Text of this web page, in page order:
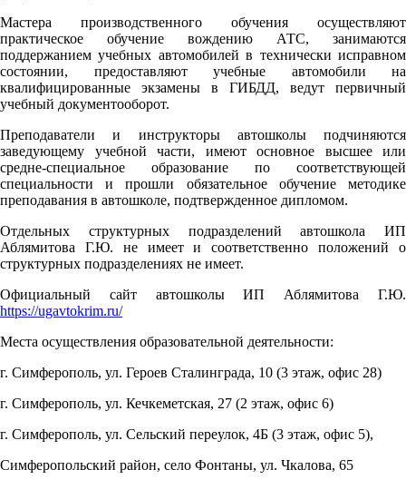
Мастера производственного обучения осуществляют
практическое обучение вождению АТС, занимаются
поддержанием учебных автомобилей в технически исправном
состоянии, предоставляют учебные автомобили на
квалифицированные экзамены в ГИБДД, ведут первичный
учебный документооборот.
Преподаватели и инструкторыавтошколы подчиняются
заведующему учебной части, имеют основное высшее или
средне-специальное образование по соответствующей
специальности и прошли обязательное обучение методике
преподавания в автошколе, подтвержденное дипломом.
Отдельных структурных подразделений автошкола ИП
Аблямитова Г.Ю. не имеети соответственно положений о
структурных подразделениях не имеет.
Официальный сайт автошколы ИП Аблямитова Г.Ю.
https://ugavtokrim.ru/
Места осуществления образовательной деятельности:
г. Симферополь, ул. Героев Сталинграда, 10 (3 этаж, офис 28)
г. Симферополь, ул. Кечкеметская, 27 (2 этаж, офис 6)
г. Симферополь, ул. Сельский переулок, 4Б (3 этаж, офис 5),
Симферопольский район, село Фонтаны, ул. Чкалова, 65